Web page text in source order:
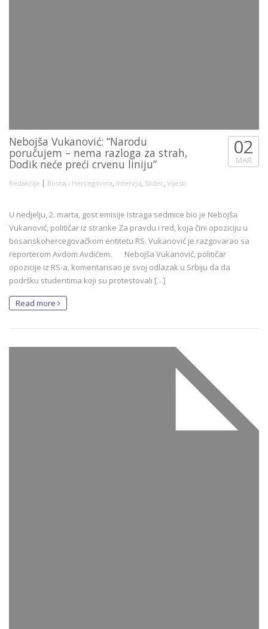
Nebojša Vukanović: “Narodu
poručujem – nema razloga za strah,
Dodik neće preći crvenu liniju”
Redakcija | Bosna i Hercegovina, Intervju, Slider, Vijesti
02
MAR
U nedjelju, 2. marta, gost emisije Istraga sedmice bio je Nebojša
Vukanović, političar iz stranke Za pravdu i red, koja čini opoziciju u
bosanskohercegovačkom entitetu RS. Vukanović je razgovarao sa
reporterom Avdom Avdićem. Nebojša Vukanović, političar
opozicije iz RS-a, komentarisao je svoj odlazak u Srbiju da da
podršku studentima koji su protestovali […]
Read more